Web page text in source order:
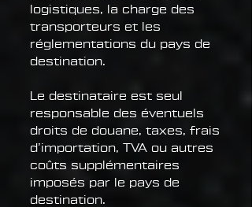
logistiques, la charge des
transporteurs et les
réglementations du pays de
destination.
Le destinataire est seul
responsable des éventuels
droits de douane, taxes, frais
d’importation, TVA ou autres
coûts supplémentaires
imposés par le pays de
destination.